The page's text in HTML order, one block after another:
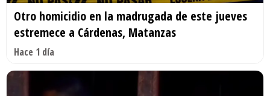
Otro homicidio en la madrugada de este jueves
estremece a Cárdenas, Matanzas
Hace 1 día